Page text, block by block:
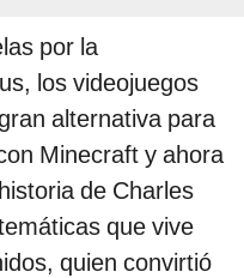
por la
los videojuegos
alternativa para
Minecraft y ahora
de Charles
que vive
quien convirtió